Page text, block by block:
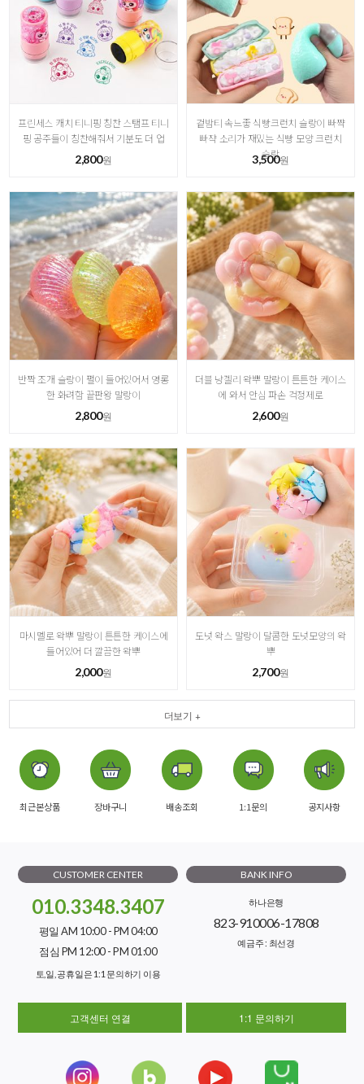
프린세스 캐치 티니핑 칭찬 스탬프 티니
핑 공주들이 칭찬해줘서 기분도 더 업
2,800원
겉밤티 속느좋 식빵크런치 슬랑이 빠쨕
빠쟉 소리가 재밌는 식빵 모양 크런치
슬랑
3,500원
반짝 조개 슬랑이 펄이 들어있어서 영롱
한 화려함 끝판왕 말랑이
2,800원
더블 냥젤리 왁뿌 말랑이 튼튼한 케이스
에 와서 안심 파손 걱정제로
2,600원
마시멜로 왁뿌 말랑이 튼튼한 케이스에
들어있어 더 깔끔한 왁뿌
2,000원
도넛 왁스 말랑이 달콤한 도넛모양의 왁
뿌
2,700원
더보기 +
최근본상품 장바구니 배송조회 1:1문의 공지사항
CUSTOMER CENTER
010.3348.3407
평일 AM 10:00 - PM 04:00
점심 PM 12:00 - PM 01:00
토,일, 공휴일은 1:1 문의하기 이용
BANK INFO
하나은행
823-910006-17808
예금주 : 최선경
고객센터 연결 1:1 문의하기